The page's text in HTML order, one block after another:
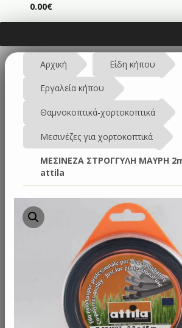
0.00€
Αρχική Είδη κήπου
Εργαλεία κήπου
Θαμνοκοπτικά-χορτοκοπτικά
Μεσινέζες για χορτοκοπτικά
ΜΕΣΙΝΕΖΑ ΣΤΡΟΓΓΥΛΗ ΜΑΥΡΗ
attila